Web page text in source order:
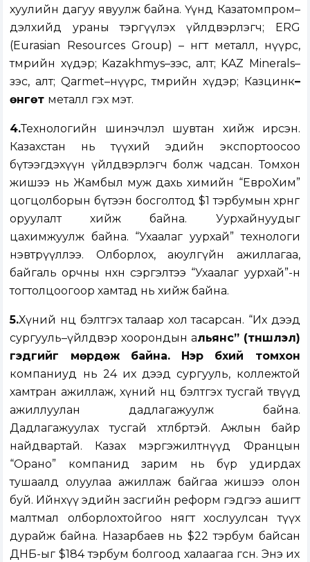
хуулийн дагуу явуулж байна. Үүнд Казатомпром–
дэлхийд ураны тэргүүлэх үйлдвэрлэгч; ERG
(Eurasian Resources Group) – өнгөт металл, нүүрс,
төмрийн хүдэр; Kazakhmys–зэс, алт; KAZ Minerals–
зэс, алт; Qarmet–нүүрс, төмрийн хүдэр; Казцинк–
өнгөт металл гэх мэт.
4.Технологийн шинэчлэл шувтан хийж ирсэн.
Казахстан нь түүхий эдийн экспортоосоо
бүтээгдэхүүн үйлдвэрлэгч болж чадсан. Томхон
жишээ нь Жамбыл муж дахь химийн “ЕвроХим”
цогцолборын бүтээн босголтод $1 тэрбумын хөрөнгө
оруулалт хийж байна. Уурхайнуудыг
цахимжуулж байна. “Ухаалаг уурхай” технологи
нэвтрүүллээ. Олборлох, аюулгүйн ажиллагаа,
байгаль орчны нөхөн сэргэлтээ “Ухаалаг уурхай”-н
тогтолцоогоор хамтад нь хийж байна.
5.Хүний нөөцөө бэлтгэх талаар хол тасарсан. “Их дээд
сургууль–үйлдвэр хоорондын альянс” (түншлэл)
гэдгийг мөрдөж байна. Нэр бүхий томхон
компаниуд нь 24 их дээд сургууль, коллежтой
хамтран ажиллаж, хүний нөөцөө бэлтгэх тусгай төвүүд
ажиллуулан дадлагажуулж байна.
Дадлагажуулах тусгай хөтөлбөртэй. Ажлын байр
найдвартай. Казах мэргэжилтнүүд Францын
“Орано” компанид зарим нь бүр удирдах
тушаалд олуулаа ажиллаж байгаа жишээ олон
буй. Ийнхүү эдийн засгийн реформ гэдгээ ашигт
малтмал олборлохтойгоо нягт хослуулсан түүх
дурайж байна. Назарбаев нь $22 тэрбум байсан
ДНБ-ыг $184 тэрбум болгоод халаагаа өгсөн. Энэ их